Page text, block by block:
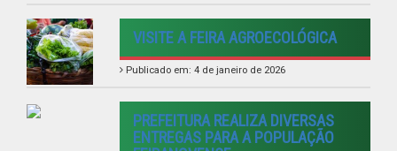
Previous
Câmara Municipal de Feira Nova